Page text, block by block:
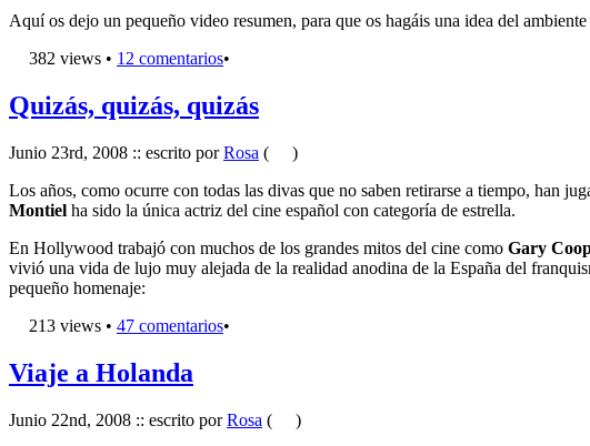
Aquí os dejo un pequeño video resumen, para que os hagáis una idea del
382 views • 12 comentarios•
Quizás, quizás, quizás
Junio 23rd, 2008 :: escrito porRosa (
)
Los años, como ocurre con todas las divas que no saben retirarse a tiempo, han
Montiel ha sido la única actriz del cine español con categoría de estrella.
En Hollywood trabajó con muchos de los grandes mitos del cine como Gary
vivió una vida de lujo muy alejada de la realidad anodina de la España del
pequeño homenaje:
213 views • 47 comentarios•
Viaje a Holanda
Junio 22nd, 2008 :: escrito porRosa (
)